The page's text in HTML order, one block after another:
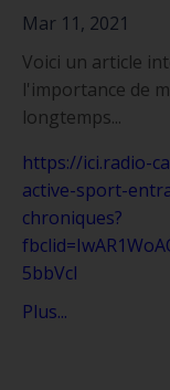
Mar 11, 2021
Voici un article
l'importance de
longtemps...
https://ici.radio-
active-sport-
chroniques?
5bbVcI
Plus...